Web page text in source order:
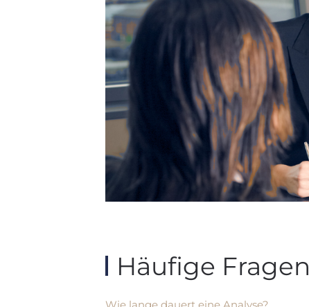
Häufige Fragen
Wie lange dauert eine Analyse?